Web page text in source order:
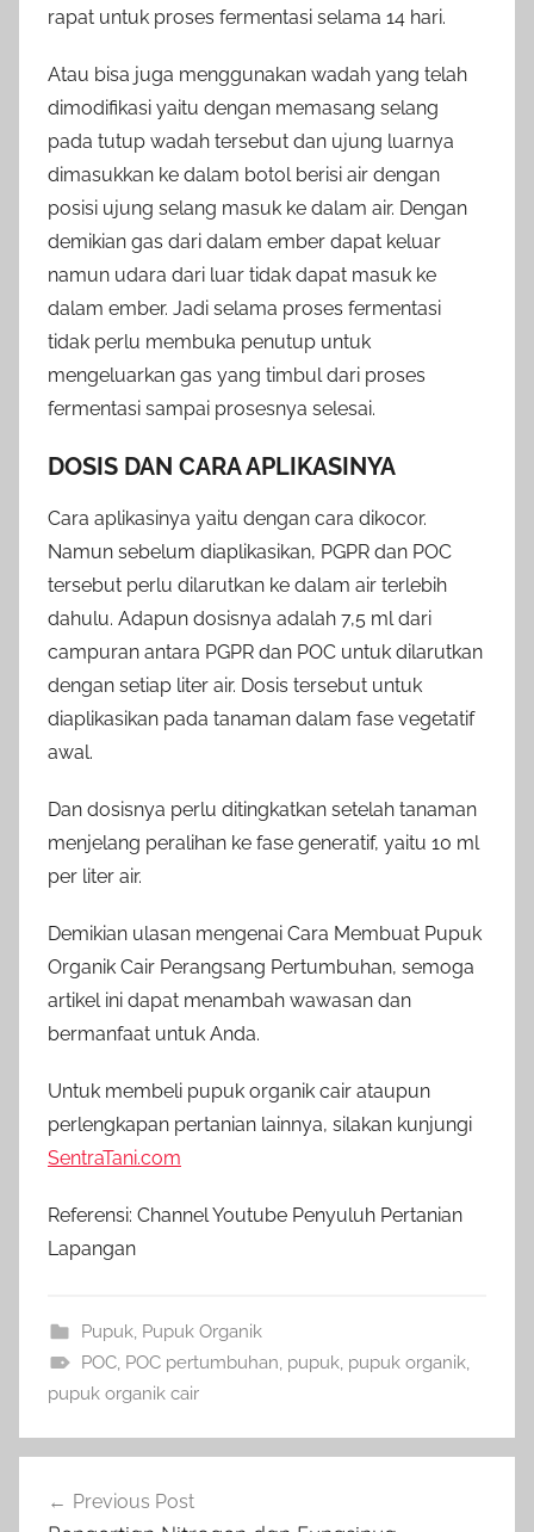
rapat untuk proses fermentasi selama 14 hari.
Atau bisa juga menggunakan wadah yang telah
dimodifikasi yaitu dengan memasang selang
pada tutup wadah tersebut dan ujung luarnya
dimasukkan ke dalam botol berisi air dengan
posisi ujung selang masuk ke dalam air. Dengan
demikian gas dari dalam ember dapat keluar
namun udara dari luar tidak dapat masuk ke
dalam ember. Jadi selama proses fermentasi
tidak perlu membuka penutup untuk
mengeluarkan gas yang timbul dari proses
fermentasi sampai prosesnya selesai.
DOSIS DAN CARA APLIKASINYA
Cara aplikasinya yaitu dengan cara dikocor.
Namun sebelum diaplikasikan, PGPR dan POC
tersebut perlu dilarutkan ke dalam air terlebih
dahulu. Adapun dosisnya adalah 7,5 ml dari
campuran antara PGPR dan POC untuk dilarutkan
dengan setiap liter air. Dosis tersebut untuk
diaplikasikan pada tanaman dalam fase vegetatif
awal.
Dan dosisnya perlu ditingkatkan setelah tanaman
menjelang peralihan ke fase generatif, yaitu 10 ml
per liter air.
Demikian ulasan mengenai Cara Membuat Pupuk
Organik Cair Perangsang Pertumbuhan, semoga
artikel ini dapat menambah wawasan dan
bermanfaat untuk Anda.
Untuk membeli pupuk organik cair ataupun
perlengkapan pertanian lainnya, silakan kunjungi
SentraTani.com
Referensi: Channel Youtube Penyuluh Pertanian
Lapangan
Pupuk, Pupuk Organik
POC, POC pertumbuhan, pupuk, pupuk organik,
pupuk organik cair
pos
Previous Post